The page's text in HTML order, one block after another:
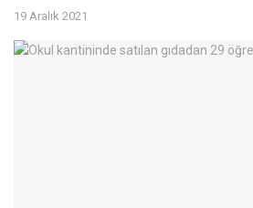
19 Aralık 2021